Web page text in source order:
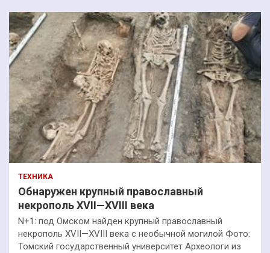
ТЕХНИКА
Обнаружен крупный православный
некрополь XVII—XVIII века
N+1: под Омском найден крупный православный
некрополь XVII—XVIII века с необычной могилой Фото:
Томский государственный университет Археологи из